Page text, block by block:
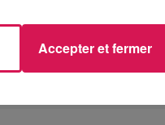
Accepter et fermer